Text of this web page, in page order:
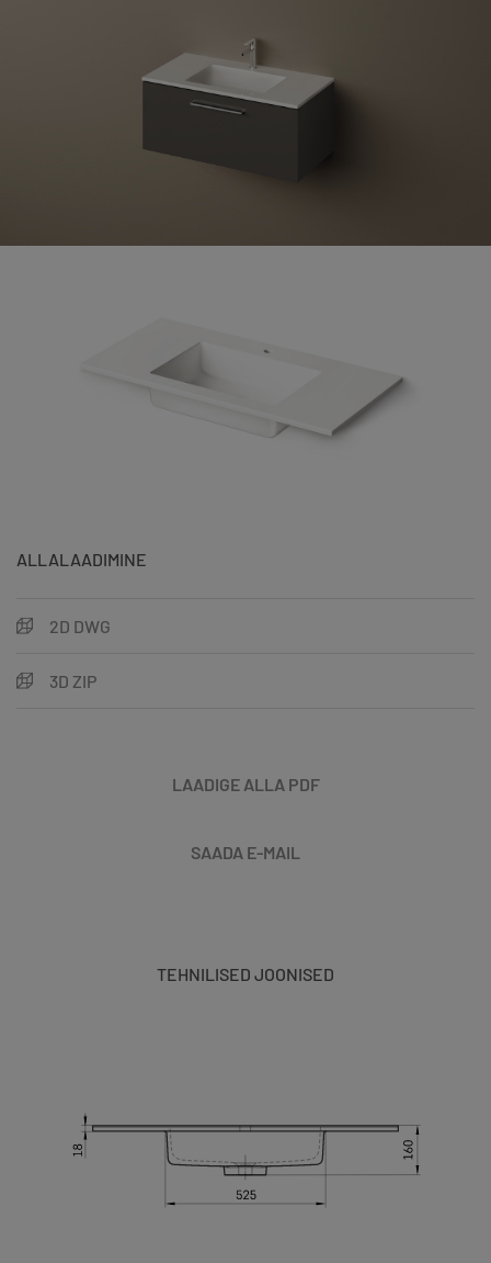
ALLALAADIMINE
2D DWG
3D ZIP
LAADIGE ALLA PDF
SAADA E-MAIL
TEHNILISED JOONISED